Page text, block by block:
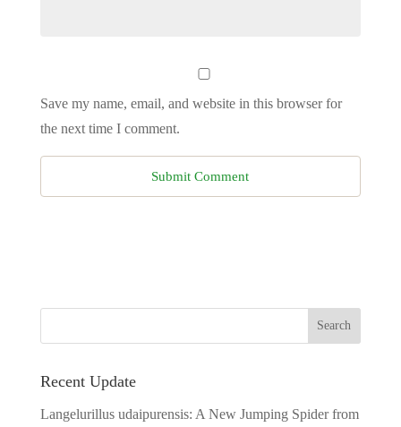
Save my name, email, and website in this browser for
the next time I comment.
Recent Update
Langelurillus udaipurensis: A New Jumping Spider from